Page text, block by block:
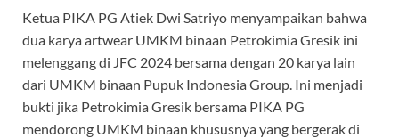
Ketua PIKA PG Atiek Dwi Satriyo menyampaikan bahwa
dua karya artwear UMKM binaan Petrokimia Gresik ini
melenggang di JFC 2024 bersama dengan 20 karya lain
dari UMKM binaan Pupuk Indonesia Group. Ini menjadi
bukti jika Petrokimia Gresik bersama PIKA PG
mendorong UMKM binaan khususnya yang bergerak di